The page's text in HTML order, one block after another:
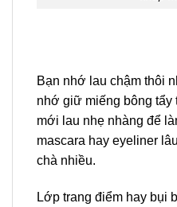
Bạn nhớ lau chậm thôi
nhớ giữ miếng bông tẩy
mới lau nhẹ nhàng để
mascara hay eyeliner
chà nhiều.
Lớp trang điểm hay bụi